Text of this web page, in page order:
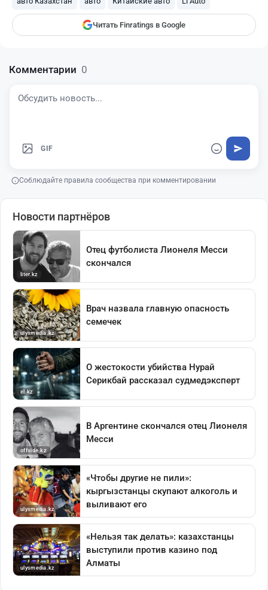
Читать Finratings в Google
Комментарии 0
GIF
Соблюдайте правила сообщества при комментировании